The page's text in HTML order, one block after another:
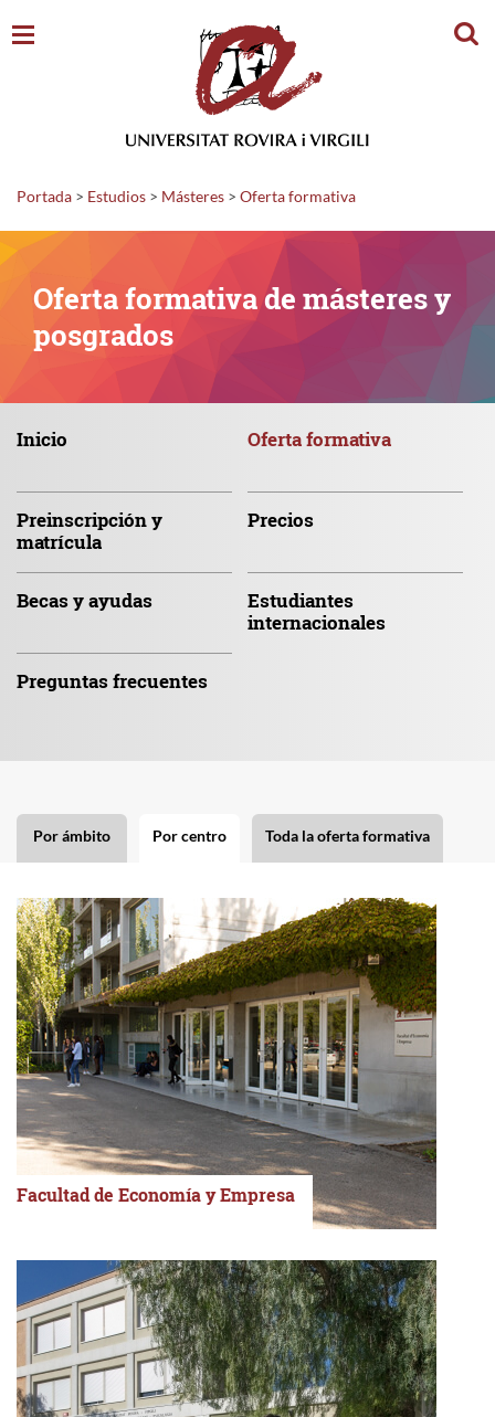
Portada > Estudios > Másteres > Oferta formativa
Oferta formativa de másteres y
posgrados
Inicio Ofertaformativa
Preinscripcióny
matrícula
Precios
Becasy ayudas
Estudiantes
internacionales
Preguntasfrecuentes
Por ámbito Por centro Toda la oferta formativa
Facultad de Economía y Empresa